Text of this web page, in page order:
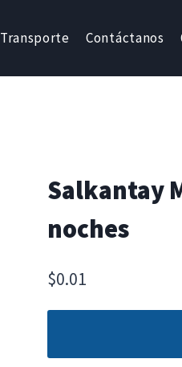
Transporte Contáctanos
Salkantay
noches
$0.01